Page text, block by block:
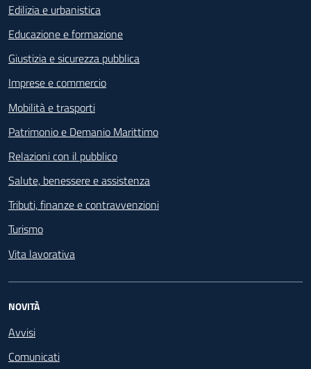
Edilizia e urbanistica
Educazione e formazione
Giustizia e sicurezza pubblica
Imprese e commercio
Mobilità e trasporti
Patrimonio e Demanio Marittimo
Relazioni con il pubblico
Salute, benessere e assistenza
Tributi, finanze e contravvenzioni
Turismo
Vita lavorativa
NOVITÀ
Avvisi
Comunicati